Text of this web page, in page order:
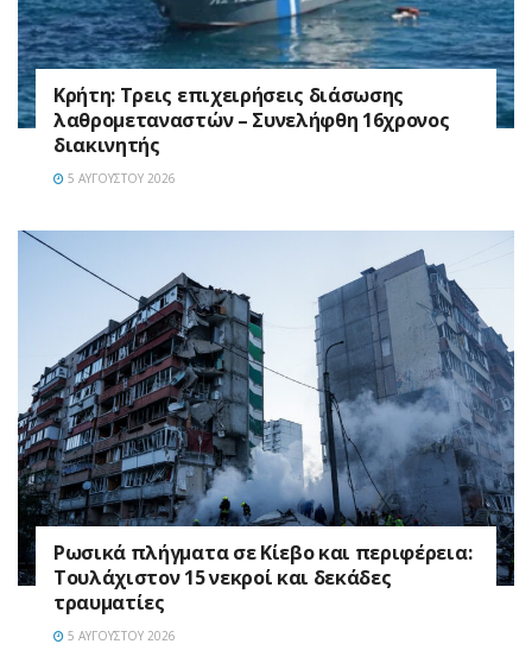
Κρήτη: Τρεις επιχειρήσεις διάσωσης
λαθρομεταναστών – Συνελήφθη 16χρονος
διακινητής
5 ΑΥΓΟΎΣΤΟΥ 2026
Ρωσικά πλήγματα σε Κίεβο και περιφέρεια:
Τουλάχιστον 15 νεκροί και δεκάδες
τραυματίες
5 ΑΥΓΟΎΣΤΟΥ 2026